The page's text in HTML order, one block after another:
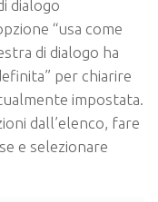
dialogo
“usa come
di dialogo ha
per chiarire
impostata.
dall’elenco, fare
e selezionare